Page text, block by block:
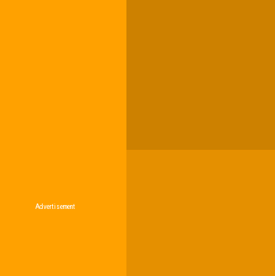
Advertisement